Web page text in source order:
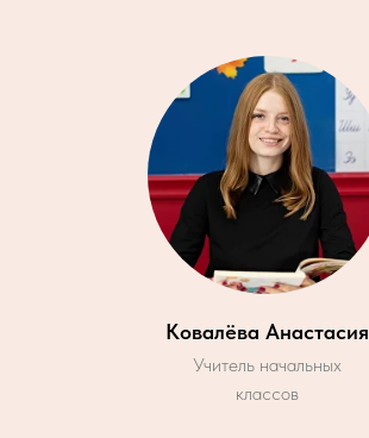
Ковалёва Анастасия
Учитель начальных
классов